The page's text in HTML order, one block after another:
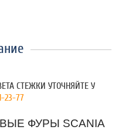
СТЕЖКИ УТОЧНЯЙТЕ У
23-77
ФУРЫ SCANIA